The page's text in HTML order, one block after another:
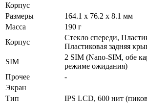
Корпус
Размеры
164.1 x 76.2 x 8.1 мм
Масса
190 г
Корпус
Стекло спереди,
Пластиковая задняя
SIM
2 SIM (Nano-SIM, обе
режиме ожидания)
Прочее
-
Экран
Тип
IPS LCD, 600 нит